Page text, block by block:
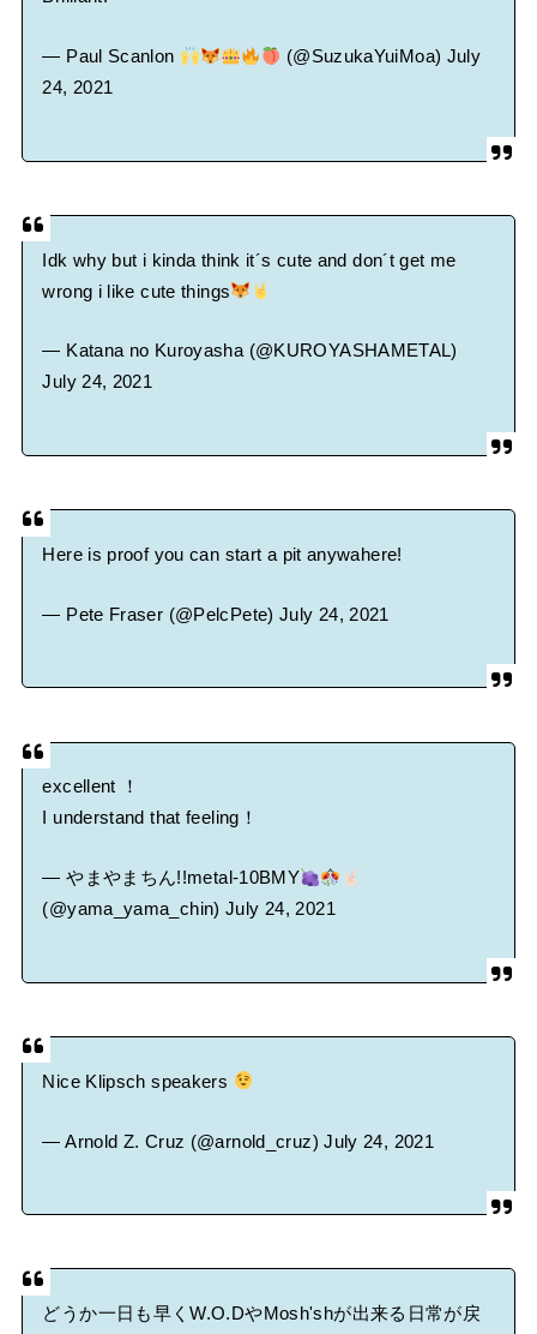
— Paul Scanlon (@SuzukaYuiMoa) July
24, 2021
Idk why but i kinda think it´s cute and don´t get me
wrong i like cute things
— Katana no Kuroyasha (@KUROYASHAMETAL)
July 24, 2021
Here is proof you can start a pit anywahere!
— Pete Fraser (@PelcPete)July 24, 2021
excellent ！
I understand that feeling！
— やまやまちん!!metal-10BMY
(@yama_yama_chin)July 24, 2021
Nice Klipsch speakers
— Arnold Z. Cruz (@arnold_cruz)July 24, 2021
どうか一日も早くW.O.DやMosh'shが出来る日常が戻